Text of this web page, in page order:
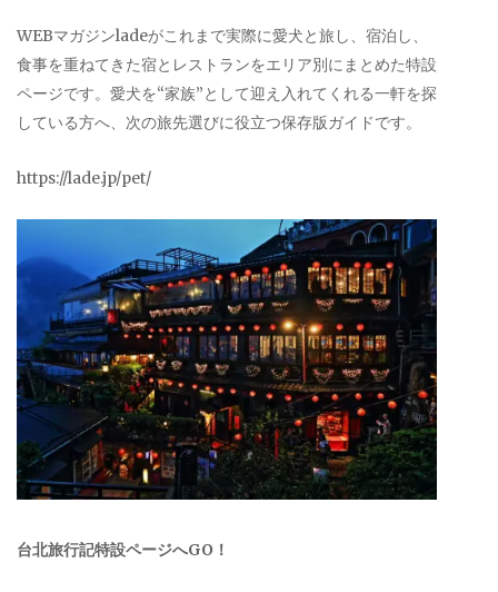
WEBマガジンladeがこれまで実際に愛犬と旅し、宿泊し、
食事を重ねてきた宿とレストランをエリア別にまとめた特設
ページです。愛犬を“家族”として迎え入れてくれる一軒を探
している方へ、次の旅先選びに役立つ保存版ガイドです。
https://lade.jp/pet/
台北旅行記特設ページへGO！